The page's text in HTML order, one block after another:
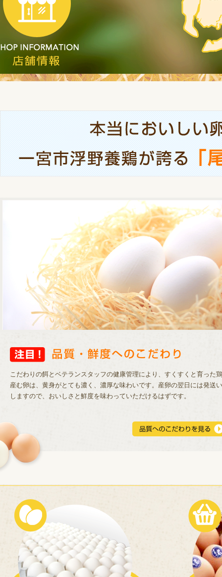
こだわりの餌とベテランスタッフの健康管理により、すくすくと育った
産む卵は、黄身がとても濃く、濃厚な味わいです。産卵の翌日には発送
しますので、おいしさと鮮度を味わっていただけるはずです。